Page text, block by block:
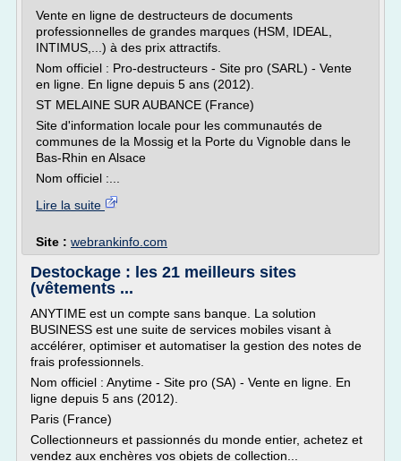
Vente en ligne de destructeurs de documents
professionnelles de grandes marques (HSM, IDEAL,
INTIMUS,...) à des prix attractifs.
Nom officiel : Pro-destructeurs - Site pro (SARL) - Vente
en ligne. En ligne depuis 5 ans (2012).
ST MELAINE SUR AUBANCE (France)
Site d'information locale pour les communautés de
communes de la Mossig et la Porte du Vignoble dans le
Bas-Rhin en Alsace
Nom officiel :...
Lire la suite
Site : webrankinfo.com
Destockage : les 21 meilleurs sites
(vêtements ...
ANYTIME est un compte sans banque. La solution
BUSINESS est une suite de services mobiles visant à
accélérer, optimiser et automatiser la gestion des notes de
frais professionnels.
Nom officiel : Anytime - Site pro (SA) - Vente en ligne. En
ligne depuis 5 ans (2012).
Paris (France)
Collectionneurs et passionnés du monde entier, achetez et
vendez aux enchères vos objets de collection...